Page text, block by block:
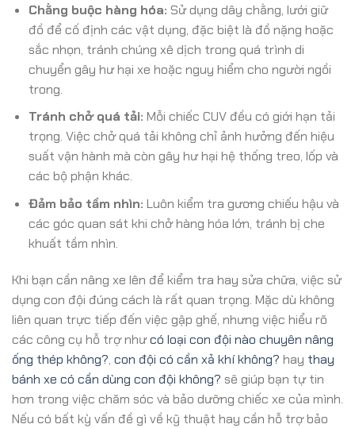
Chằng buộc hàng hóa: Sử dụng dây chằng, lưới giữ
đồ để cố định các vật dụng, đặc biệt là đồ nặng hoặc
sắc nhọn, tránh chúng xê dịch trong quá trình di
chuyển gây hư hại xe hoặc nguy hiểm cho người ngồi
trong.
Tránh chở quá tải: Mỗi chiếc CUV đều có giới hạn tải
trọng. Việc chở quá tải không chỉ ảnh hưởng đến hiệu
suất vận hành mà còn gây hư hại hệ thống treo, lốp và
các bộ phận khác.
Đảm bảo tầm nhìn: Luôn kiểm tra gương chiếu hậu và
các góc quan sát khi chở hàng hóa lớn, tránh bị che
khuất tầm nhìn.
Khi bạn cần nâng xe lên để kiểm tra hay sửa chữa, việc sử
dụng con đội đúng cách là rất quan trọng. Mặc dù không
liên quan trực tiếp đến việc gập ghế, nhưng việc hiểu rõ
các công cụ hỗ trợ nhưcó loại con đội nào chuyên nâng
ống thép không?, con đội có cần xả khí không? hay thay
bánh xe có cần dùng con đội không? sẽ giúp bạn tự tin
hơn trong việc chăm sóc và bảo dưỡng chiếc xe của mình.
Nếu có bất kỳ vấn đề gì về kỹ thuật hay cần hỗ trợ bảo